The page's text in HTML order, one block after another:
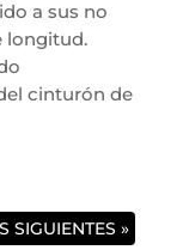
a sus no
longitud.
cinturón de
SIGUIENTES »